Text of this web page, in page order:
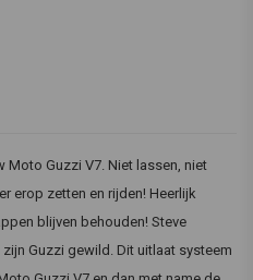
Moto Guzzi V7. Niet lassen, niet
erop zetten en rijden! Heerlijk
blijven behouden! Steve
Guzzi gewild. Dit uitlaat systeem